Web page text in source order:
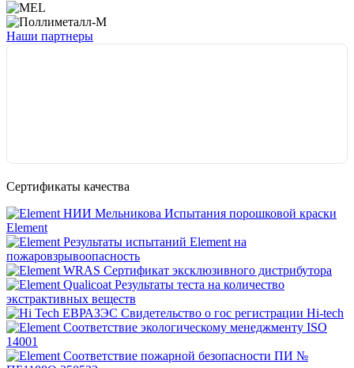
Наши партнеры
Сертификаты качества